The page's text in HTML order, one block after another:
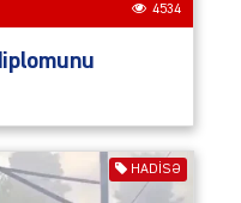
4534
HADISƏ